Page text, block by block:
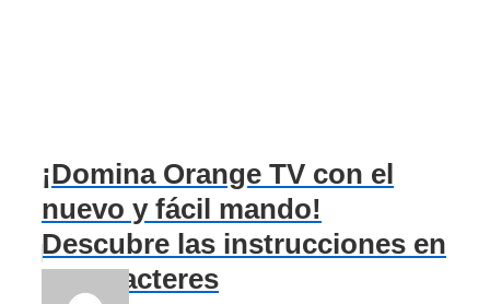
¡Domina Orange TV con el
nuevo y fácil mando!
Descubre las instrucciones en
70 caracteres